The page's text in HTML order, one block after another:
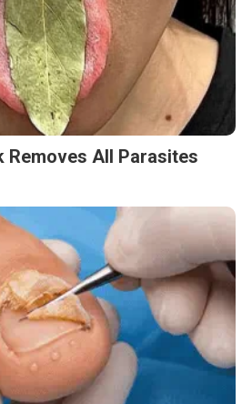
Removes All Parasites